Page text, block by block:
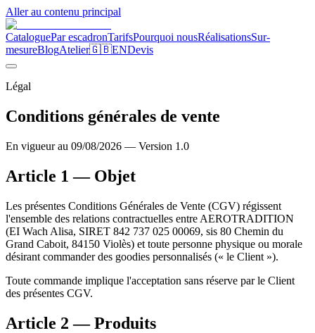
Aller au contenu principal
CataloguePar escadronTarifsPourquoi nousRéalisationsSur-
mesureBlogAtelier🇬🇧ENDevis
Légal
Conditions générales de vente
En vigueur au 09/08/2026 — Version 1.0
Article 1 — Objet
Les présentes Conditions Générales de Vente (CGV) régissent
l'ensemble des relations contractuelles entre AEROTRADITION
(EI Wach Alisa, SIRET 842 737 025 00069, sis 80 Chemin du
Grand Caboit, 84150 Violès) et toute personne physique ou morale
désirant commander des goodies personnalisés (« le Client »).
Toute commande implique l'acceptation sans réserve par le Client
des présentes CGV.
Article 2 — Produits